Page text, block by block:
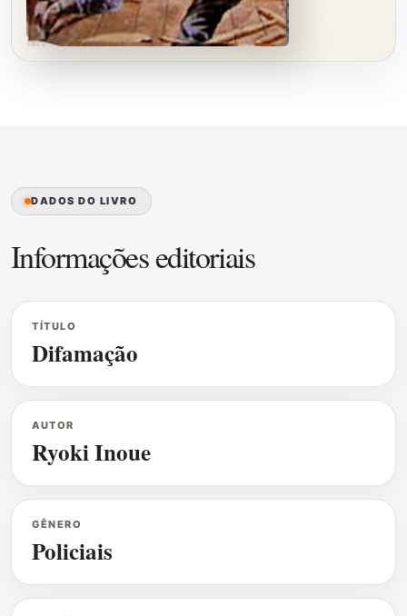
DADOS DO LIVRO
Informações editoriais
TÍTULO
Difamação
AUTOR
Ryoki Inoue
GÊNERO
Policiais